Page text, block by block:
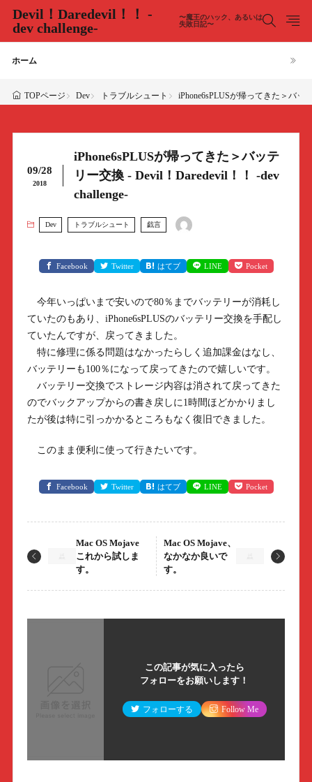
Devil！Daredevil！！ -
dev challenge-
〜魔王のハック、あるいは
失敗日記〜
ホーム
TOPページ Dev トラブルシュート iPhone6sPLUSが帰ってきた＞バッ
09/28
2018
iPhone6sPLUSが帰ってきた＞バッテ
リー交換 - Devil！Daredevil！！ -dev
challenge-
Dev トラブルシュート 戯言
Facebook Twitter はてブ LINE Pocket
今年いっぱいまで安いので80％までバッテリーが消耗し
ていたのもあり、iPhone6sPLUSのバッテリー交換を手配し
ていたんですが、戻ってきました。
特に修理に係る問題はなかったらしく追加課金はなし、
バッテリーも100％になって戻ってきたので嬉しいです。
バッテリー交換でストレージ内容は消されて戻ってきた
のでバックアップからの書き戻しに1時間ほどかかりまし
たが後は特に引っかかるところもなく復旧できました。
このまま便利に使って行きたいです。
Facebook Twitter はてブ LINE Pocket
Mac OS Mojave
これから試しま
す。
Mac OS Mojave、
なかなか良いで
す。
この記事が気に入ったら
フォローをお願いします！
フォローする Follow Me